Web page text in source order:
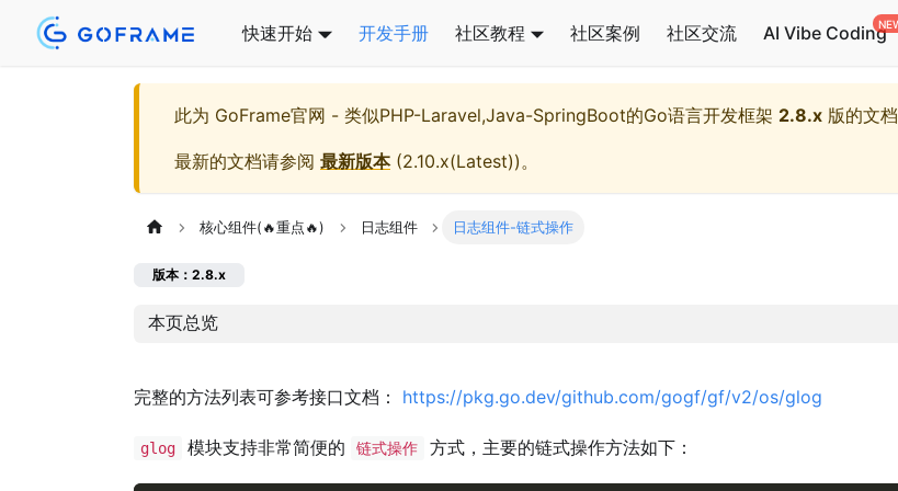
快速开始 开发手册 社区教程 社区案例 社区交流 AI Vibe Coding
此为 GoFrame官网 - 类似PHP-Laravel,Java-SpringBoot的Go语言开发框架 2.8.x 版的文
最新的文档请参阅 最新版本(2.10.x(Latest))。
核心组件(🔥重点🔥) 日志组件 日志组件-链式操作
版本：2.8.x
本页总览
完整的方法列表可参考接口文档： https://pkg.go.dev/github.com/gogf/gf/v2/os/glog
glog 模块支持非常简便的 链式操作 方式，主要的链式操作方法如下：